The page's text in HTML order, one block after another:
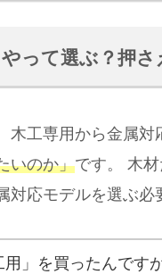
って選ぶ？押
木工専用から金属
いのか」です。 木
応モデルを選ぶ必
」を買ったんです